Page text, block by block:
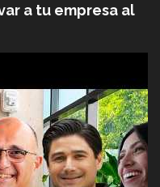
a tu empresa al